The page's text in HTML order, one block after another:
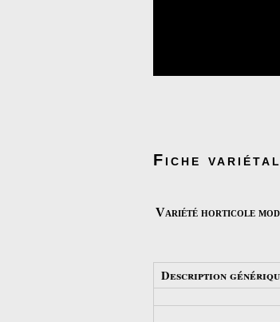
Fiche
Variété horticole
Description